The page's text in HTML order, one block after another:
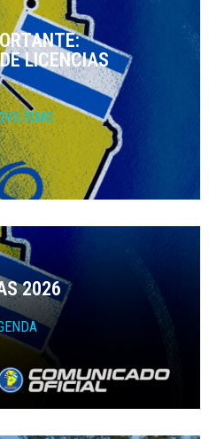
LICENCIAS
2026